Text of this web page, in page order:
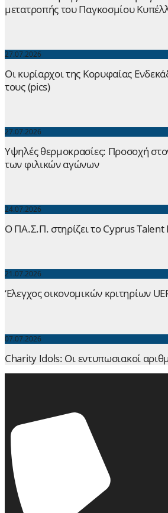
μετατροπής του Παγκοσμίου
27.07.2026
Οι κυρίαρχοι της Κορυφαίας
τους (pics)
27.07.2026
Yψηλές θερμοκρασίες: Προσοχή
των φιλικών αγώνων
24.07.2026
Ο ΠΑ.Σ.Π. στηρίζει το Cyprus
21.07.2026
‘Ελεγχος οικονομικών κριτηρίων
07.07.2026
Charity Idols: Οι εντυπωσιακοί